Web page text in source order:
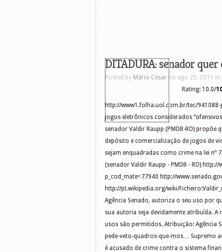
DITADURA: senador
Posted by Mário César on ago 25, 2011 in
Rating: 10.0/
http://www1.folha.uol.com.br/tec/
jogos eletrônicos considerados
senador Valdir Raupp (PMDB-RO)
depósito e comercialização de jogos de
sejam enquadradas como crime na lei nº
(senador Valdir Raupp - PMDB - RO)
p_cod_mate=77940 http://
http://pt.wikipedia.org/wiki/
Agência Senado, autoriza o seu uso por
sua autoria seja devidamente atribuída.
usos são permitidos. Atribuição:
pede-veto-quadros-que-mos… Supremo
é acusado de crime contra o sistema